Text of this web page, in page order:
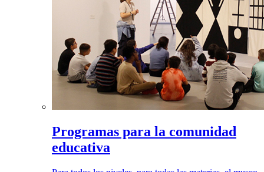
Programas para la comunidad
educativa